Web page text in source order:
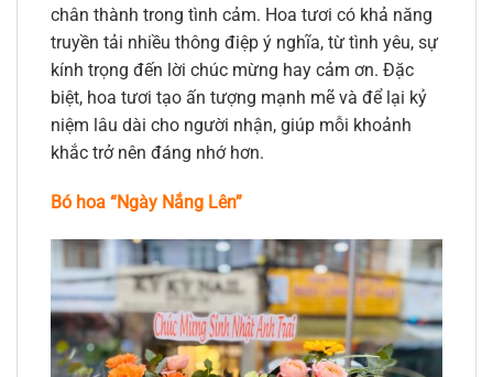
chân thành trong tình cảm. Hoa tươi có khả năng
truyền tải nhiều thông điệp ý nghĩa, từ tình yêu, sự
kính trọng đến lời chúc mừng hay cảm ơn. Đặc
biệt, hoa tươi tạo ấn tượng mạnh mẽ và để lại kỷ
niệm lâu dài cho người nhận, giúp mỗi khoảnh
khắc trở nên đáng nhớ hơn.
Bó hoa “Ngày Nắng Lên”